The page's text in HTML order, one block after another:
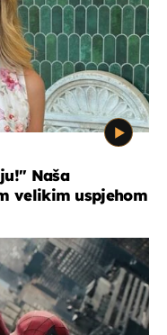
Naša
velikim uspjehom